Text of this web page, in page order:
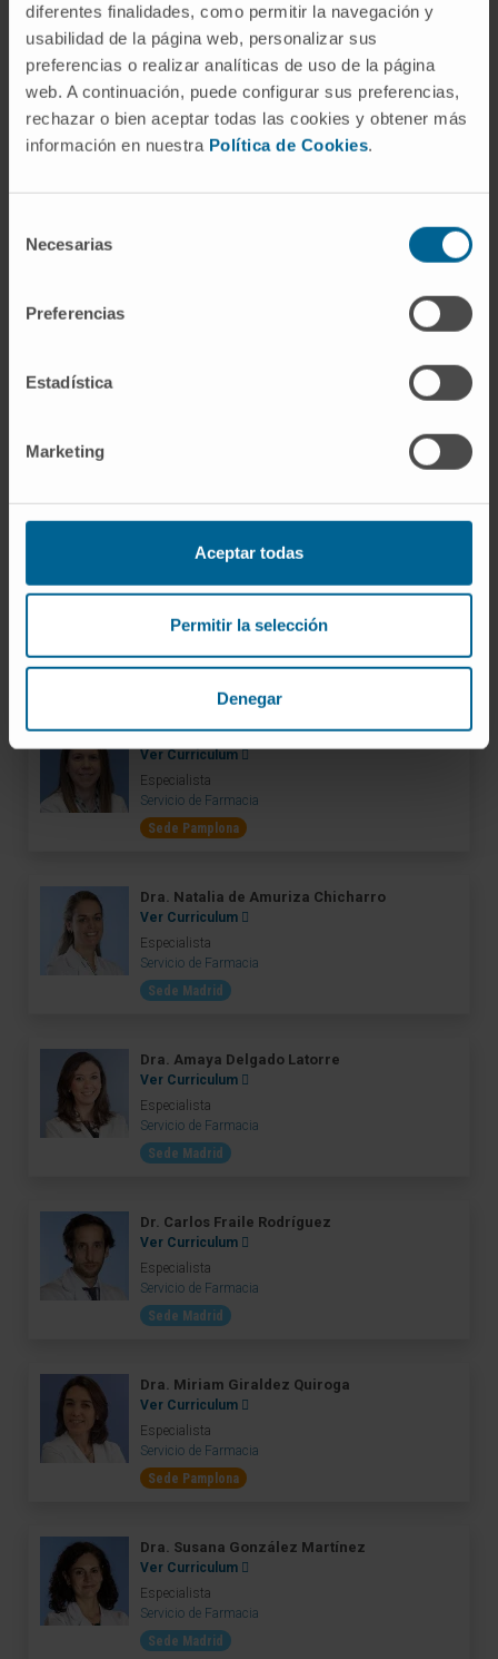
diferentes finalidades, como permitir la navegación y
usabilidad de la página web, personalizar sus
preferencias o realizar analíticas de uso de la página
web. A continuación, puede configurar sus preferencias,
rechazar o bien aceptar todas las cookies y obtener más
información en nuestra Política de Cookies.
Necesarias
Preferencias
Estadística
Marketing
Aceptar todas
Permitir la selección
Denegar
Sede Pamplona
Dra. Mª Carmen Barace Indurain
Ver Curriculum
Especialista
Servicio de Farmacia
Sede Pamplona
Ver Curriculum
Especialista
Sede Pamplona
Dra. Cristina Burgui Alcaide
Ver Curriculum
Especialista
Servicio de Farmacia
Sede Pamplona
Dra. Natalia de Amuriza Chicharro
Ver Curriculum
Especialista
Servicio de Farmacia
Sede Madrid
Dra. Amaya Delgado Latorre
Ver Curriculum
Especialista
Servicio de Farmacia
Sede Madrid
Dr. Carlos Fraile Rodríguez
Ver Curriculum
Especialista
Servicio de Farmacia
Sede Madrid
Dra. Miriam Giraldez Quiroga
Ver Curriculum
Especialista
Servicio de Farmacia
Sede Pamplona
Dra. Susana González Martínez
Ver Curriculum
Especialista
Servicio de Farmacia
Sede Madrid